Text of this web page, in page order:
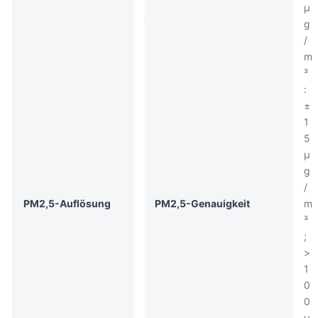
PM2,5-Auflösung
³
PM2,5-Genauigkeit
µ
g
/
m
³
:
±
1
5
µ
g
/
m
³
;
>
1
0
0